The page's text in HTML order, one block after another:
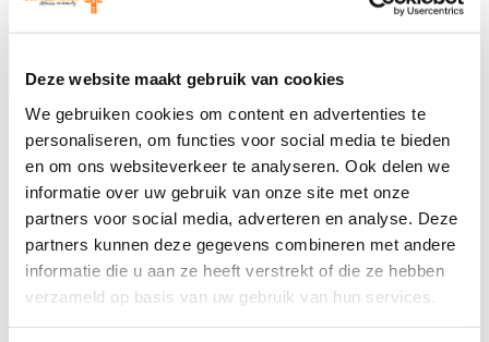
Deze website maakt gebruik van cookies
We gebruiken cookies om content en advertenties te
personaliseren, om functies voor social media te bieden
en om ons websiteverkeer te analyseren. Ook delen we
informatie over uw gebruik van onze site met onze
partners voor social media, adverteren en analyse. Deze
partners kunnen deze gegevens combineren met andere
informatie die u aan ze heeft verstrekt of die ze hebben
verzameld op basis van uw gebruik van hun services.
huwelijksvoorwaarden trouw je
automatisch is eenbeperkte
gemeenschap van goederen
. Dat houdt in
dat alles wat voor het huwelijk apart was
(bezittingen en schulden) ook tijdens het
huwelijk apart blijft. Ook schenkingen en
erfenissen blijven apart. Alleen wat